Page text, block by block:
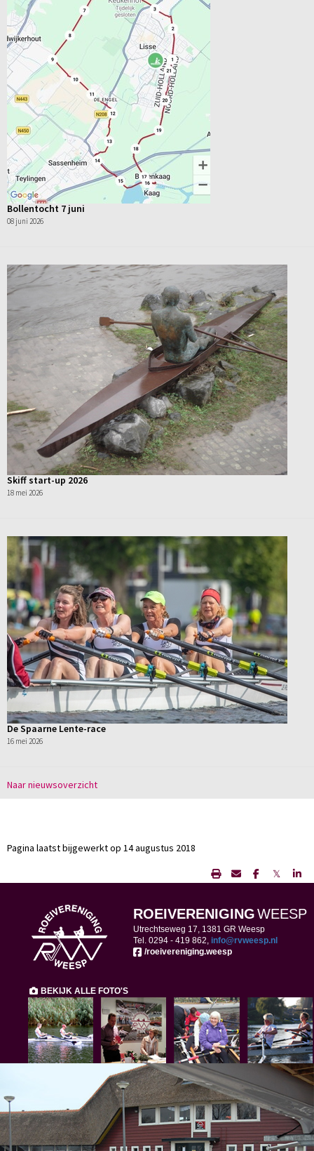
Bollentocht 7 juni
08 juni 2026
Skiff start-up 2026
18 mei 2026
De Spaarne Lente-race
16 mei 2026
Naar nieuwsoverzicht
Pagina laatst bijgewerkt op 14 augustus 2018
𝕏
ROEIVERENIGINGWEESP
Utrechtseweg 17, 1381 GR Weesp
Tel. 0294 - 419 862, ofni@rvweesp.nl
/roeivereniging.weesp
BEKIJK ALLE FOTO'S